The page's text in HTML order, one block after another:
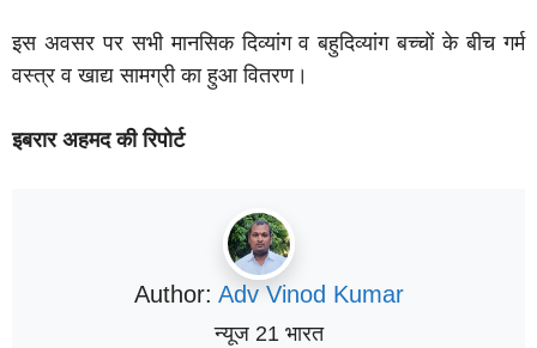
इस अवसर पर सभी मानसिक दिव्यांग व बहुदिव्यांग बच्चों के बीच गर्म
वस्त्र व खाद्य सामग्री का हुआ वितरण।
इबरार अहमद की रिपोर्ट
Author: Adv Vinod Kumar
न्यूज 21 भारत